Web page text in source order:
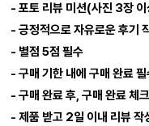
- 포토 리뷰 미션(사진 3장
- 긍정적으로 자유로운 후기
- 별점 5점 필수
- 구매 기한 내에 구매 완료
- 구매 완료 후, 구매 완료 체
- 제품 받고 2일 이내 리뷰 작